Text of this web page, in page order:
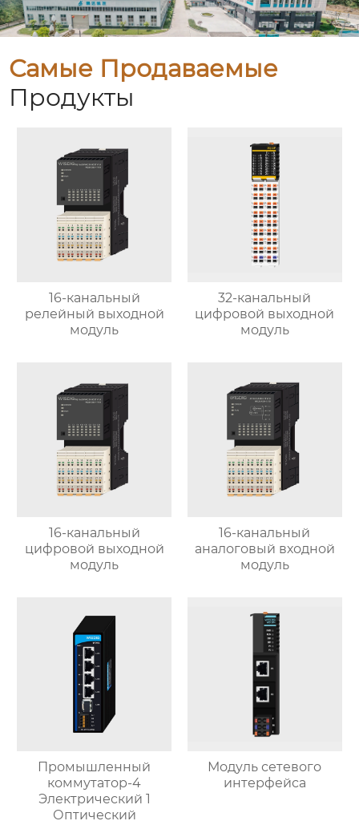
Самые Продаваемые
Продукты
16-канальный
релейный выходной
модуль
32-канальный
цифровой выходной
модуль
16-канальный
цифровой выходной
модуль
16-канальный
аналоговый входной
модуль
Промышленный
коммутатор-4
Электрический 1
Оптический
Модуль сетевого
интерфейса